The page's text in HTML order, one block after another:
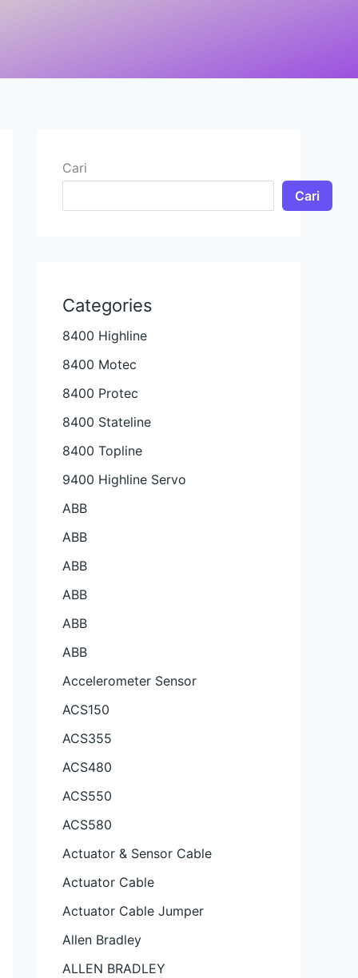
Cari
Cari
Categories
8400 Highline
8400 Motec
8400 Protec
8400 Stateline
8400 Topline
9400 Highline Servo
ABB
ABB
ABB
ABB
ABB
ABB
Accelerometer Sensor
ACS150
ACS355
ACS480
ACS550
ACS580
Actuator & Sensor Cable
Actuator Cable
Actuator Cable Jumper
Allen Bradley
ALLEN BRADLEY